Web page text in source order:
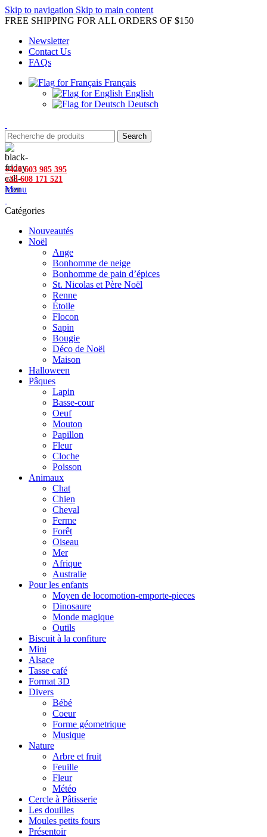
Skip to navigation Skip to main content
FREE SHIPPING FOR ALL ORDERS OF $150
Newsletter
Contact Us
FAQs
Français
English
Deutsch
Search
+420 603 985 395
+33 608 171 521
Menu
Catégories
Nouveautés
Noël
Ange
Bonhomme de neige
Bonhomme de pain d’épices
St. Nicolas et Père Noël
Renne
Étoile
Flocon
Sapin
Bougie
Déco de Noël
Maison
Halloween
Pâques
Lapin
Basse-cour
Oeuf
Mouton
Papillon
Fleur
Cloche
Poisson
Animaux
Chat
Chien
Cheval
Ferme
Forêt
Oiseau
Mer
Afrique
Australie
Pour les enfants
Moyen de locomotion-emporte-pieces
Dinosaure
Monde magique
Outils
Biscuit à la confiture
Mini
Alsace
Tasse café
Format 3D
Divers
Bébé
Coeur
Forme géometrique
Musique
Nature
Arbre et fruit
Feuille
Fleur
Météo
Cercle à Pâtisserie
Les douilles
Moules petits fours
Présentoir